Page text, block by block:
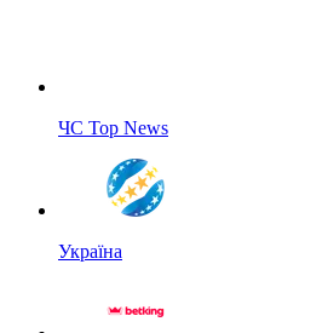
ЧС Top News
Україна